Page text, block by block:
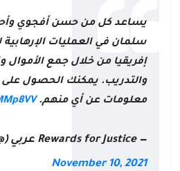
يساعد كل من حسن أفجوي
سلمان في العمليات
إفريقيا من خلال جمع الأموال
والتدريب. يمكنك الحصول على
معلومات عن أي منهم.
— Rewards for Justice عربي (@Rewards4Justice)
November 10, 2021